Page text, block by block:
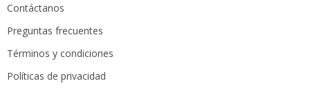
Contáctanos
Preguntas frecuentes
Términos y condiciones
Políticas de privacidad